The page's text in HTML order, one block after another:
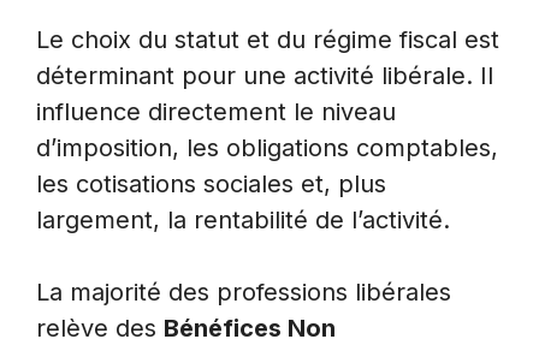
Le choix du statut et du régime fiscal est
déterminant pour une activité libérale. Il
influence directement le niveau
d’imposition, les obligations comptables,
les cotisations sociales et, plus
largement, la rentabilité de l’activité.
La majorité des professions libérales
relève des Bénéfices Non